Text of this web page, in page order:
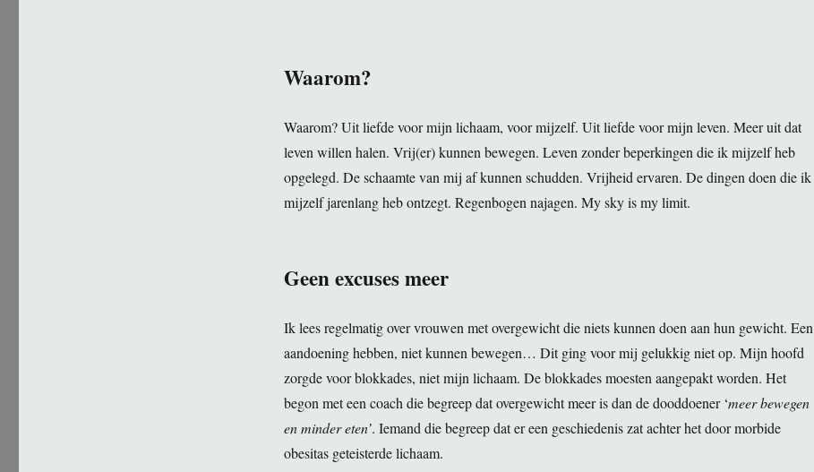
Waarom?
Waarom? Uit liefde voor mijn lichaam, voor mijzelf. Uit liefde voor mijn leven. Meer uit dat
leven willen halen. Vrij(er) kunnen bewegen. Leven zonder beperkingen die ik mijzelf heb
opgelegd. De schaamte van mij af kunnen schudden. Vrijheid ervaren. De dingen doen die ik
mijzelf jarenlang heb ontzegt. Regenbogen najagen. My sky is my limit.
Geen excuses meer
Ik lees regelmatig over vrouwen met overgewicht die niets kunnen doen aan hun gewicht. Een
aandoening hebben, niet kunnen bewegen… Dit ging voor mij gelukkig niet op. Mijn hoofd
zorgde voor blokkades, niet mijn lichaam. De blokkades moesten aangepakt worden. Het
begon met een coach die begreep dat overgewicht meer is dan de dooddoener ‘meer bewegen
en minder eten’. Iemand die begreep dat er een geschiedenis zat achter het door morbide
obesitas geteisterde lichaam.